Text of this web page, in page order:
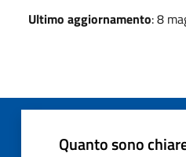
Ultimo aggiornamento: 8
Quanto sono